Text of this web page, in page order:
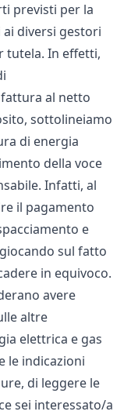
previsti per la
diversi gestori
tutela. In effetti,
al netto
sottolineiamo
di energia
della voce
Infatti, al
il pagamento
e
sul fatto
in equivoco.
avere
altre
elettrica e gas
le indicazioni
di leggere le
sei interessato/a